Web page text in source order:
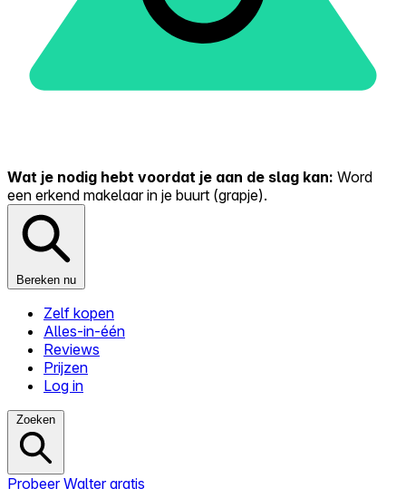
Wat je nodig hebt voordat je aan de slag kan: Word
een erkend makelaar in je buurt (grapje).
Bereken nu
Zelf kopen
Alles-in-één
Reviews
Prijzen
Log in
Zoeken
Probeer Walter gratis